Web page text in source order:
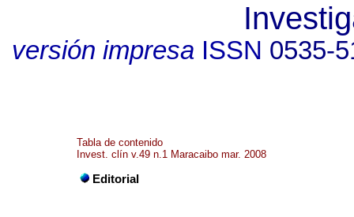
versión impresaISSN 0535-
Tabla de contenido
Invest. clín v.49 n.1 Maracaibo mar. 2008
Editorial